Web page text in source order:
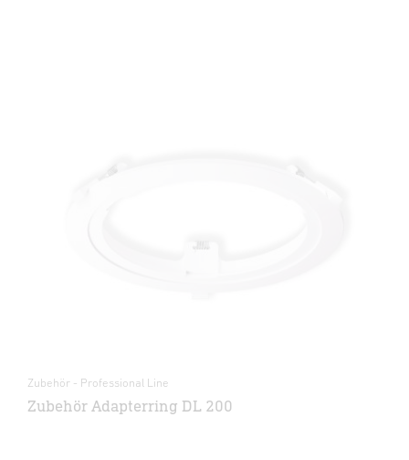
Zubehör - Professional Line
Zubehör Adapterring DL 200